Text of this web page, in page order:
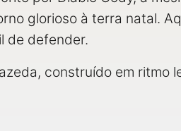
glorioso à terra natal.
de defender.
azeda, construído em ritmo